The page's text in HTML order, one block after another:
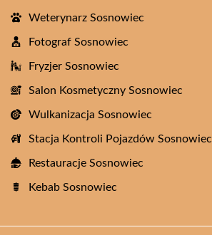
Weterynarz Sosnowiec
Fotograf Sosnowiec
Fryzjer Sosnowiec
Salon Kosmetyczny Sosnowiec
Wulkanizacja Sosnowiec
Stacja Kontroli Pojazdów Sosnowiec
Restauracje Sosnowiec
Kebab Sosnowiec